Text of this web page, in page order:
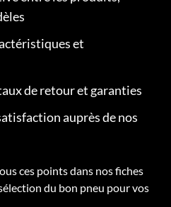
et
de retour et garanties
auprès de nos
ces points dans nos fiches
du bon pneu pour vos